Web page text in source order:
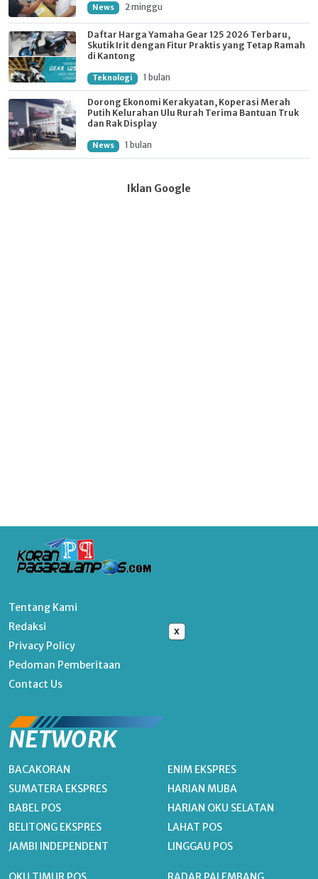
News 2 minggu
Daftar Harga Yamaha Gear 125 2026 Terbaru,
Skutik Irit dengan Fitur Praktis yang Tetap Ramah
di Kantong
Teknologi 1 bulan
Dorong Ekonomi Kerakyatan, Koperasi Merah
Putih Kelurahan Ulu Rurah Terima Bantuan Truk
dan Rak Display
News 1 bulan
x
Iklan Google
Tentang Kami
Redaksi
Privacy Policy
Pedoman Pemberitaan
Contact Us
NETWORK
BACAKORAN
SUMATERA EKSPRES
BABEL POS
BELITONG EKSPRES
JAMBI INDEPENDENT
ENIM EKSPRES
HARIAN MUBA
HARIAN OKU SELATAN
LAHAT POS
LINGGAU POS